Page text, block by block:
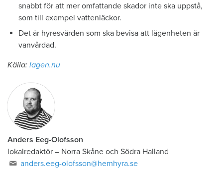
snabbt för att mer omfattande skador inte ska uppstå,
som till exempel vattenläckor.
Det är hyresvärden som ska bevisa att lägenheten är
vanvårdad.
Källa: lagen.nu
Anders Eeg-Olofsson
lokalredaktör – Norra Skåne och Södra Halland
anders.eeg-olofsson@hemhyra.se